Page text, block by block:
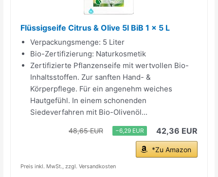
Flüssigseife Citrus & Olive 5l BiB 1 x 5 L
Verpackungsmenge: 5 Liter
Bio-Zertifizierung: Naturkosmetik
Zertifizierte Pflanzenseife mit wertvollen Bio-
Inhaltsstoffen. Zur sanften Hand- &
Körperpflege. Für ein angenehm weiches
Hautgefühl. In einem schonenden
Siedeverfahren mit Bio-Olivenöl...
48,65 EUR −6,29 EUR 42,36 EUR
*Zu Amazon
Preis inkl. MwSt., zzgl. Versandkosten